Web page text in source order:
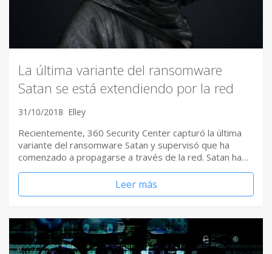
La última variante del ransomware
Satan se está extendiendo por la red
31/10/2018 Elley
Recientemente, 360 Security Center capturó la última
variante del ransomware Satan y supervisó que ha
comenzado a propagarse a través de la red. Satan ha…
Leer más